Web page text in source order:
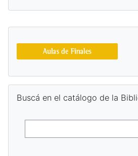
Bloques suplementarios
Buscá en el catálogo de la